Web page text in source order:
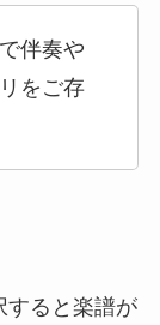
伴奏や
をご存
すると楽譜が